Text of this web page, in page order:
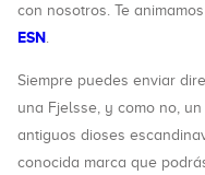
con nosotros. Te
ESN.
Siempre puedes enviar
una Fjelsse, y como no,
antiguos dioses
conocida marca que